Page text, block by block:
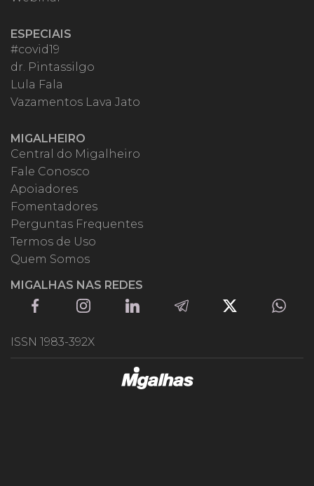
ESPECIAIS
#covid19
dr. Pintassilgo
Lula Fala
Vazamentos Lava Jato
MIGALHEIRO
Central do Migalheiro
Fale Conosco
Apoiadores
Fomentadores
Perguntas Frequentes
Termos de Uso
Quem Somos
MIGALHAS NAS REDES
ISSN 1983-392X